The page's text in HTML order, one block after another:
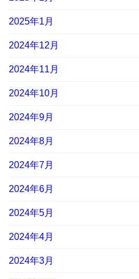
2025年1月
2024年12月
2024年11月
2024年10月
2024年9月
2024年8月
2024年7月
2024年6月
2024年5月
2024年4月
2024年3月